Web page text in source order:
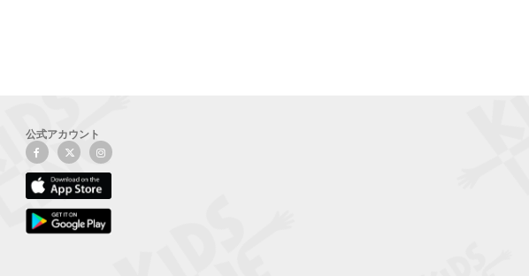
公式アカウント